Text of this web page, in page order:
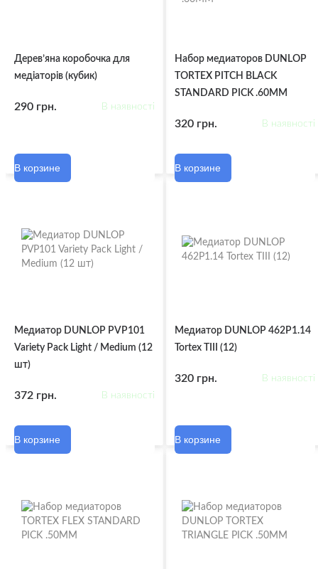
Дерев’яна коробочка для
медіаторів (кубик)
290 грн. В наявності
В корзине
Набор медиаторов DUNLOP
TORTEX PITCH BLACK
STANDARD PICK .60MM
320 грн. В наявності
В корзине
Медиатор DUNLOP PVP101
Variety Pack Light / Medium (12
шт)
372 грн. В наявності
В корзине
Медиатор DUNLOP 462P1.14
Tortex TIII (12)
320 грн. В наявності
В корзине